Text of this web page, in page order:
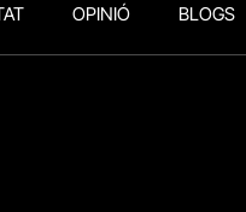
OPINIÓ BLOGS